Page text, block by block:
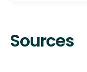
Protéger
Sources